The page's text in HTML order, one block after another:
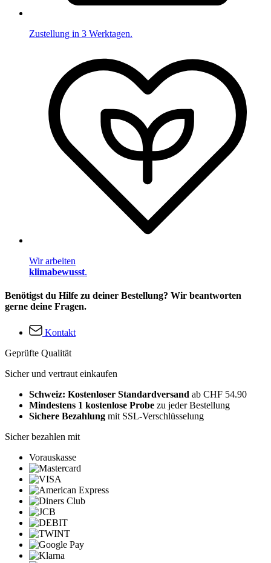
Zustellung in 3 Werktagen.
Wir arbeiten
klimabewusst.
Benötigst du Hilfe zu deiner Bestellung? Wir beantworten
gerne deine Fragen.
Kontakt
Geprüfte Qualität
Sicher und vertraut einkaufen
Schweiz: Kostenloser Standardversand ab CHF 54.90
Mindestens 1 kostenlose Probe zu jeder Bestellung
Sichere Bezahlung mit SSL-Verschlüsselung
Sicher bezahlen mit
Vorauskasse